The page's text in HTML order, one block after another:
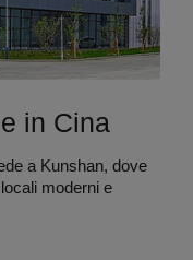
in Cina
a Kunshan, dove
moderni e